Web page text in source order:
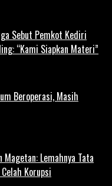
Sebut Pemkot Kediri
“Kami Siapkan Materi”
Beroperasi, Masih
Lemahnya Tata
Korupsi